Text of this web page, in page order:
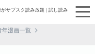
がサブスク読み放題 | 試し読み
年漫画一覧